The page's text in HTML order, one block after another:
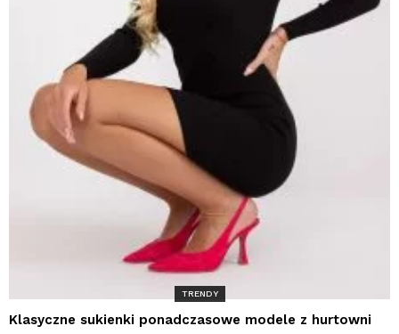
TRENDY
Klasyczne sukienki ponadczasowe modele z hurtowni